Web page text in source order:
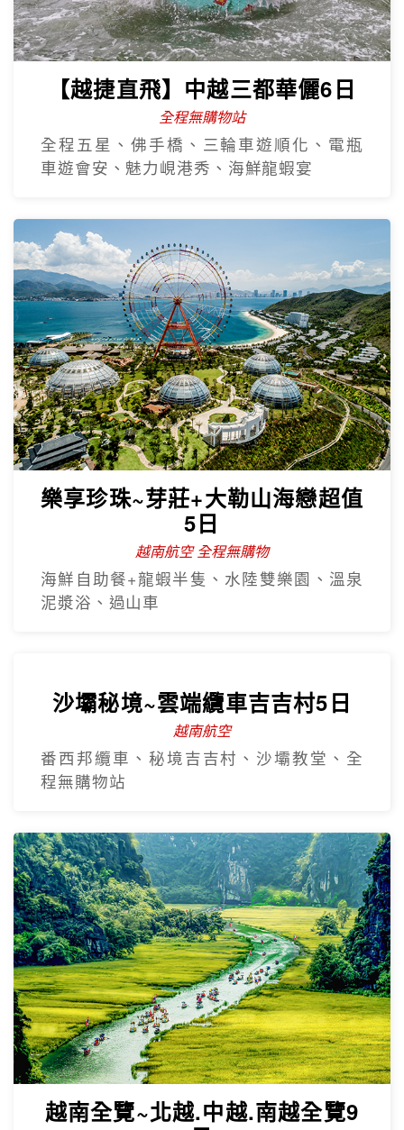
【越捷直飛】中越三都華儷6日
全程無購物站
全程五星、佛手橋、三輪車遊順化、電瓶
車遊會安、魅力峴港秀、海鮮龍蝦宴
樂享珍珠~芽莊+大勒山海戀超值
5日
越南航空 全程無購物
海鮮自助餐+龍蝦半隻、水陸雙樂園、溫泉
泥漿浴、過山車
沙壩秘境~雲端纜車吉吉村5日
越南航空
番西邦纜車、秘境吉吉村、沙壩教堂、全
程無購物站